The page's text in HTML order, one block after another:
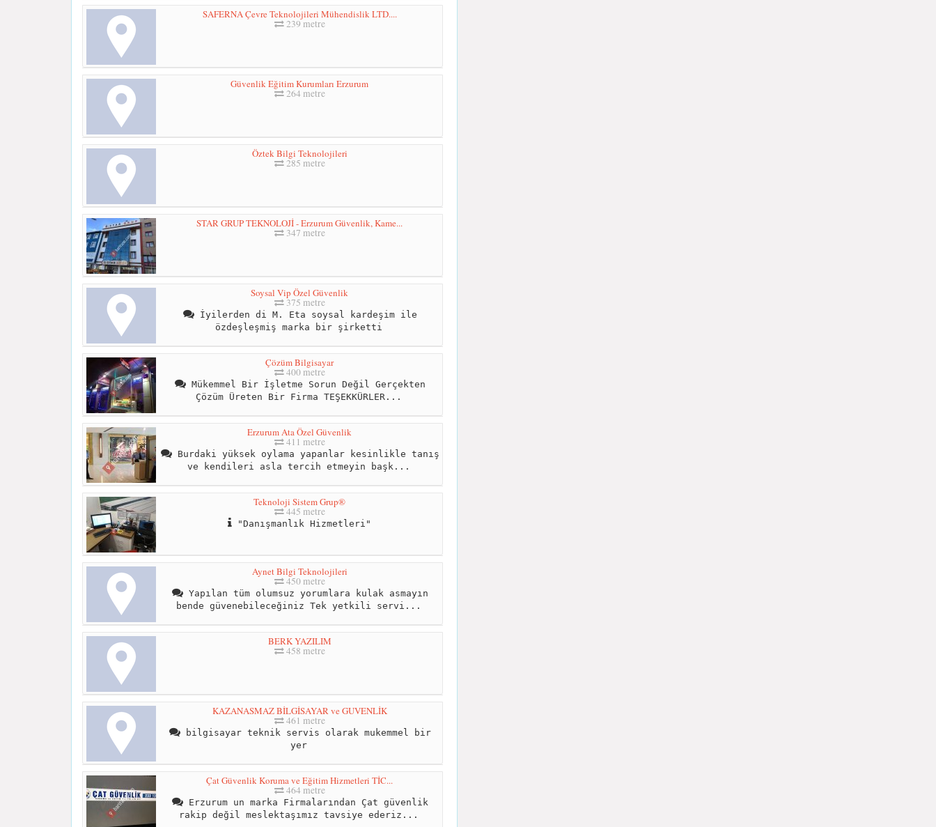
SAFERNA Çevre Teknolojileri Mühendislik LTD....
239 metre
Güvenlik Eğitim Kurumları Erzurum
264 metre
Öztek Bilgi Teknolojileri
285 metre
STAR GRUP TEKNOLOJİ - Erzurum Güvenlik, Kame...
347 metre
Soysal Vip Özel Güvenlik
375 metre
İyilerden di M. Eta soysal kardeşim ile
özdeşleşmiş marka bir şirketti
Çözüm Bilgisayar
400 metre
Mükemmel Bir İşletme Sorun Değil Gerçekten
Çözüm Üreten Bir Firma TEŞEKKÜRLER...
Erzurum Ata Özel Güvenlik
411 metre
Burdaki yüksek oylama yapanlar kesinlikle tanış
ve kendileri asla tercih etmeyin başk...
Teknoloji Sistem Grup®
445 metre
"Danışmanlık Hizmetleri"
Aynet Bilgi Teknolojileri
450 metre
Yapılan tüm olumsuz yorumlara kulak asmayın
bende güvenebileceğiniz Tek yetkili servi...
BERK YAZILIM
458 metre
KAZANASMAZ BİLGİSAYAR ve GUVENLİK
461 metre
bilgisayar teknik servis olarak mukemmel bir
yer
Çat Güvenlik Koruma ve Eğitim Hizmetleri TİC...
464 metre
Erzurum un marka Firmalarından Çat güvenlik
rakip değil meslektaşımız tavsiye ederiz...